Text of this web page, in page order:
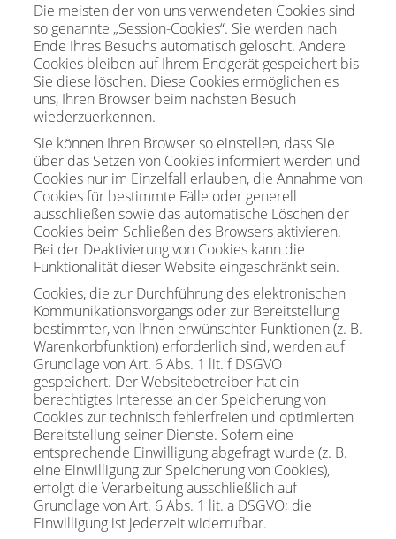
Die meisten der von uns verwendeten Cookies sind
so genannte „Session-Cookies“. Sie werden nach
Ende Ihres Besuchs automatisch gelöscht. Andere
Cookies bleiben auf Ihrem Endgerät gespeichert bis
Sie diese löschen. Diese Cookies ermöglichen es
uns, Ihren Browser beim nächsten Besuch
wiederzuerkennen.
Sie können Ihren Browser so einstellen, dass Sie
über das Setzen von Cookies informiert werden und
Cookies nur im Einzelfall erlauben, die Annahme von
Cookies für bestimmte Fälle oder generell
ausschließen sowie das automatische Löschen der
Cookies beim Schließen des Browsers aktivieren.
Bei der Deaktivierung von Cookies kann die
Funktionalität dieser Website eingeschränkt sein.
Cookies, die zur Durchführung des elektronischen
Kommunikationsvorgangs oder zur Bereitstellung
bestimmter, von Ihnen erwünschter Funktionen (z. B.
Warenkorbfunktion) erforderlich sind, werden auf
Grundlage von Art. 6 Abs. 1 lit. f DSGVO
gespeichert. Der Websitebetreiber hat ein
berechtigtes Interesse an der Speicherung von
Cookies zur technisch fehlerfreien und optimierten
Bereitstellung seiner Dienste. Sofern eine
entsprechende Einwilligung abgefragt wurde (z. B.
eine Einwilligung zur Speicherung von Cookies),
erfolgt die Verarbeitung ausschließlich auf
Grundlage von Art. 6 Abs. 1 lit. a DSGVO; die
Einwilligung ist jederzeit widerrufbar.